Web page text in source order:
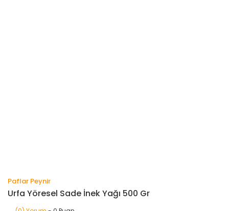
Paflar Peynir
Urfa Yöresel Sade İnek Yağı 500 Gr